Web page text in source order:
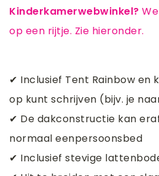
Kinderkamerwebwinkel?
op een rijtje. Zie hieronder.
✔ Inclusief Tent Rainbow en
op kunt schrijven (bijv. je
✔ De dakconstructie kan
normaal eenpersoonsbed
✔ Inclusief stevige